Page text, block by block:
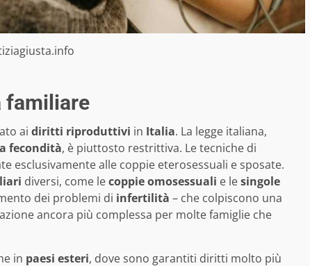
familiare
ai diritti riproduttivi in Italia. La legge italiana,
fecondità, è piuttosto restrittiva. Le tecniche di
esclusivamente alle coppie eterosessuali e sposate.
diversi, come lecoppie omosessuali e lesingole
dei problemi di infertilità – che colpiscono una
ancora più complessa per molte famiglie che
in paesi esteri, dove sono garantiti diritti molto più